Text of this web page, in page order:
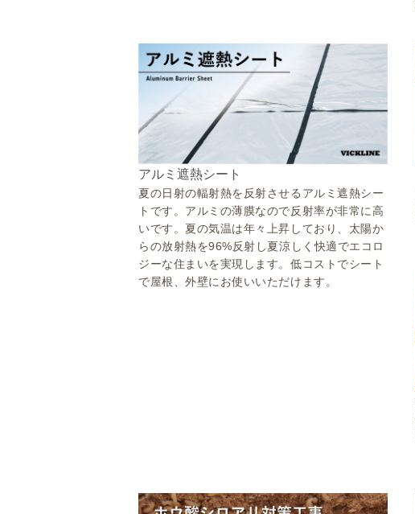
アルミ遮熱シート
夏の日射の輻射熱を反射させるアルミ遮熱シー
トです。アルミの薄膜なので反射率が非常に高
いです。夏の気温は年々上昇しており、太陽か
らの放射熱を96%反射し夏涼しく快適でエコロ
ジーな住まいを実現します。低コストでシート
で屋根、外壁にお使いいただけます。